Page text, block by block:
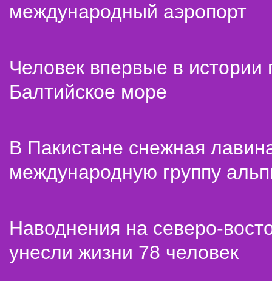
международный аэропорт
Человек впервые в истории
Балтийское море
В Пакистане снежная
международную группу
Наводнения на северо-
унесли жизни 78 человек